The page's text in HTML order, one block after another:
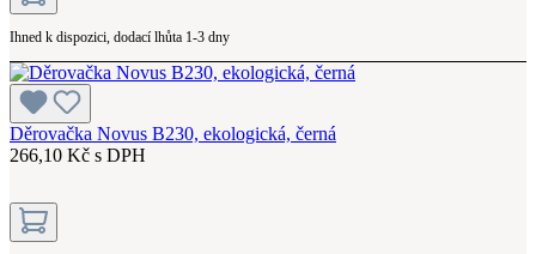
Ihned k dispozici, dodací lhůta 1-3 dny
Děrovačka Novus B230, ekologická, černá
266,10 Kč s DPH